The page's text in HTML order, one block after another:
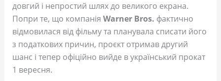
довгий і непростий шлях до великого екрана.
Попри те, що компанія Warner Bros. фактично
відмовилася від фільму та планувала списати його
з податкових причин, проєкт отримав другий
шанс і тепер офіційно вийде в український прокат
1 вересня.